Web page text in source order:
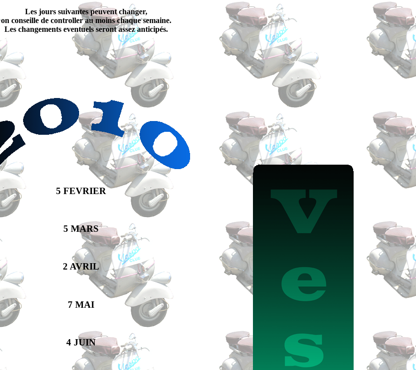
Les jours suivantes peuvent changer,
on conseille de controller au moins chaque semaine.
Les changements eventuels seront assez anticipés.
5 FEVRIER
5 MARS
2 AVRIL
7 MAI
4 JUIN